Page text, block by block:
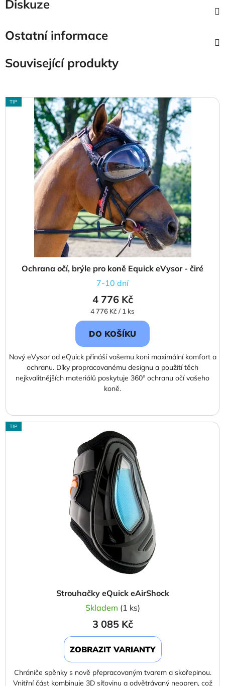
Diskuze
Ostatní informace
Související produkty
TIP
Ochrana očí, brýle pro koně Equick eVysor - čiré
7-10 dní
4 776 Kč
Měrná
cena:
4 776 Kč / 1 ks
DO KOŠÍKU
Nový eVysor od eQuick přináší vašemu koni maximální komfort a
ochranu. Díky propracovanému designu a použití těch
nejkvalitnějších materiálů poskytuje 360° ochranu očí vašeho
koně.
TIP
Strouhačky eQuick eAirShock
Skladem (1 ks)
3 085 Kč
ZOBRAZIT VARIANTY
Chrániče spěnky s nově přepracovaným tvarem a skořepinou.
Vnitřní část kombinuje 3D síťovinu a odvětrávaný neopren, což